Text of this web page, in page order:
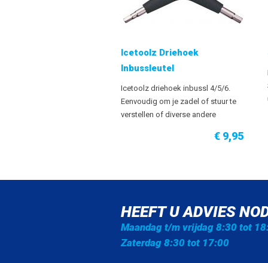
Icetoolz Driehoek
Inbussleutel
Icetoolz driehoek inbussl 4/5/6.
Eenvoudig om je zadel of stuur te
verstellen of diverse andere
€ 9,95
HEEFT U ADVIES
Maandag t/m vrijdag 8:30 tot
Zaterdag 8:30 tot 17:00